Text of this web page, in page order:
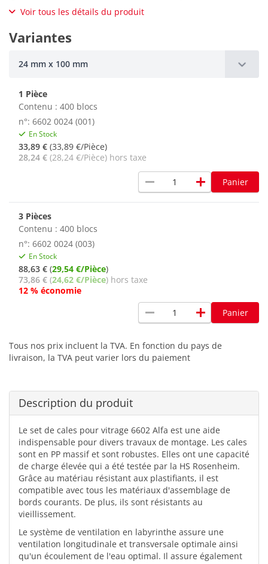
Voir tous les détails du produit
Variantes
24 mm x 100 mm
1 Pièce
Contenu : 400 blocs
n°: 6602 0024 (001)
En Stock
33,89 € (33,89 €/Pièce)
28,24 € (28,24 €/Pièce) hors taxe
remove add Panier
3 Pièces
Contenu : 400 blocs
n°: 6602 0024 (003)
En Stock
88,63 € (29,54 €/Pièce)
73,86 € (24,62 €/Pièce) hors taxe
12 % économie
remove add Panier
Tous nos prix incluent la TVA. En fonction du pays de
livraison, la TVA peut varier lors du paiement
Description du produit
Le set de cales pour vitrage 6602 Alfa est une aide
indispensable pour divers travaux de montage. Les cales
sont en PP massif et sont robustes. Elles ont une capacité
de charge élevée qui a été testée par la HS Rosenheim.
Grâce au matériau résistant aux plastifiants, il est
compatible avec tous les matériaux d'assemblage de
bords courants. De plus, ils sont résistants au
vieillissement.
Le système de ventilation en labyrinthe assure une
ventilation longitudinale et transversale optimale ainsi
qu'un écoulement de l'eau optimal. Il assure également